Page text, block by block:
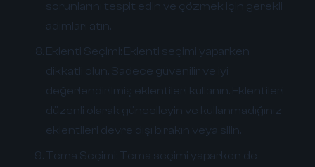
sorunlarını tespit edin ve çözmek için gerekli
adımları atın.
Eklenti Seçimi: Eklenti seçimi yaparken
dikkatli olun. Sadece güvenilir ve iyi
değerlendirilmiş eklentileri kullanın. Eklentileri
düzenli olarak güncelleyin ve kullanmadığınız
eklentileri devre dışı bırakın veya silin.
Tema Seçimi: Tema seçimi yaparken de